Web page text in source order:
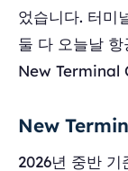
었습니다. 터미
둘 다 오늘날
New Terminal
New
2026년 중반